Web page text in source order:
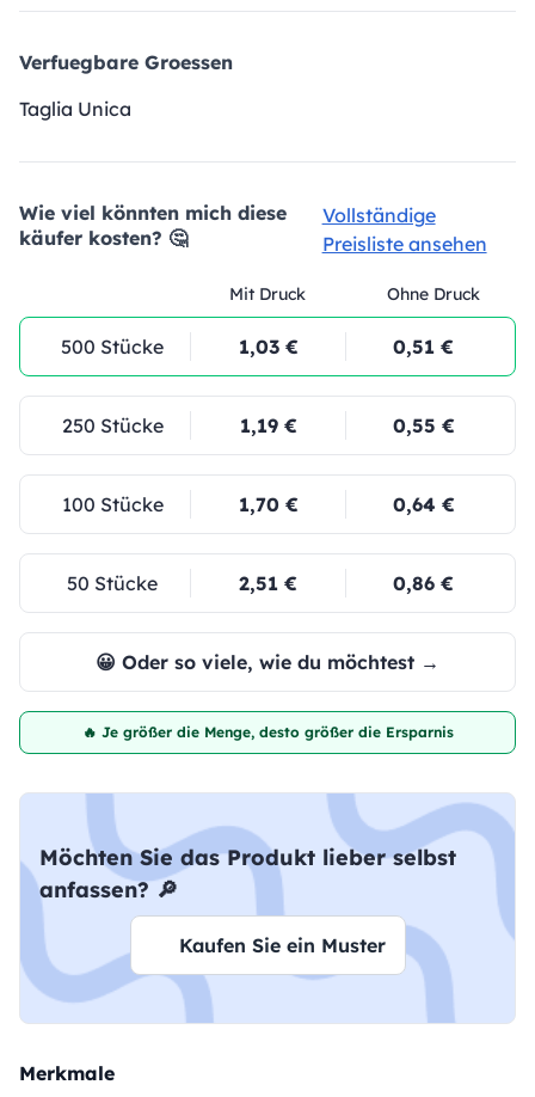
Verfuegbare Groessen
Taglia Unica
Wie viel könnten mich diese
käufer kosten? 🤔
Vollständige
Preisliste ansehen
Mit Druck Ohne Druck
500 Stücke 1,03 € 0,51 €
250 Stücke 1,19 € 0,55 €
100 Stücke 1,70 € 0,64 €
50 Stücke 2,51 € 0,86 €
😀 Oder so viele, wie du möchtest →
🔥 Je größer die Menge, desto größer die Ersparnis
Möchten Sie das Produkt lieber selbst
anfassen? 🔎
Kaufen Sie ein Muster
Merkmale